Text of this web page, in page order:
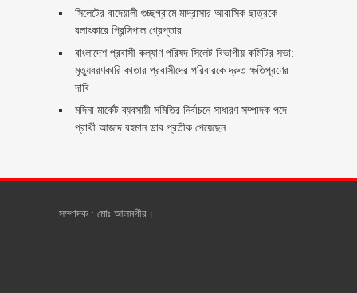
সিলেটের বাদেয়ালী গুচ্ছগ্রামে মাদ্রাসার আবাসিক ছাত্রকে
বলাৎকারে প্রিন্সিপাল গ্রেপ্তার ‎
বাংলাদেশ প্রবাসী কল্যাণ পরিষদ সিলেট বিভাগীয় কমিটির সভা:
মৃত্যুবরণকারি কাতার প্রবাসীদের পরিবারকে দ্রুত ক্ষতিপূরণের
দাবি
মদিনা মার্কেট ব্যবসায়ী সমিতির নির্বাচনে সাধারণ সম্পাদক পদে
প্রার্থী আজাদ রহমান ডাব প্রতীক পেয়েছেন ‎
সম্পাদক : মোঃ আলমগীর।